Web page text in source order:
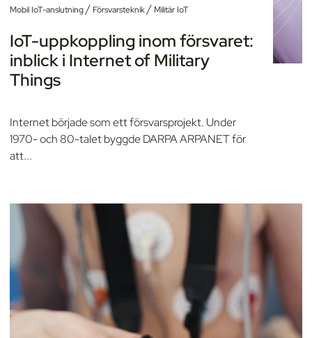
Mobil IoT-anslutning/ Försvarsteknik/ Militär IoT
IoT-uppkoppling inom försvaret:
inblick i Internet of Military
Things
Internet började som ett försvarsprojekt. Under
1970- och 80-talet byggde DARPA ARPANET för
att...